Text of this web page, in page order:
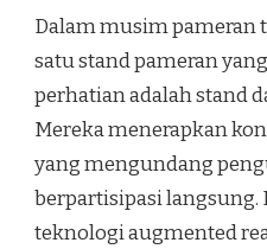
Dalam musim pameran
satu stand pameran
perhatian adalah stand
Mereka menerapkan
yang mengundang
berpartisipasi
teknologi augmented